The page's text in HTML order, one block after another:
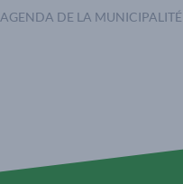
AGENDA DE LA MUNICIPALITÉ